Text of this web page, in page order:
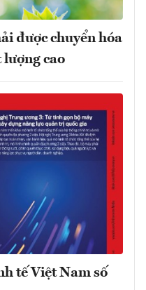
được chuyển hóa
cao
tế Việt Nam số